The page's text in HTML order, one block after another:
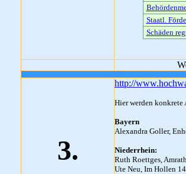
Staatl.
Schäden
3.
http://
Hier werden konkrete
Bayern
Alexandra Goller,
Niederrhein:
Ruth Roettges,
Ute Neu, Im Hollen